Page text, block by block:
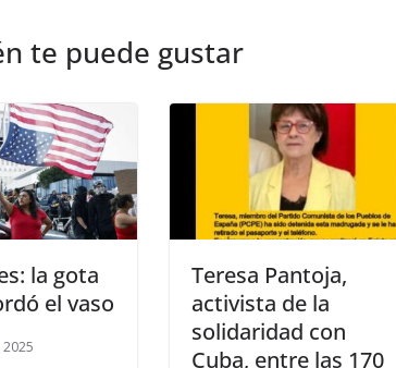
te puede gustar
la gota
el vaso
Teresa Pantoja,
activista de la
solidaridad con
Cuba, entre las 170